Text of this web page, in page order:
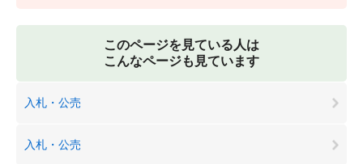
このページを見ている人は
こんなページも見ています
入札・公売
入札・公売